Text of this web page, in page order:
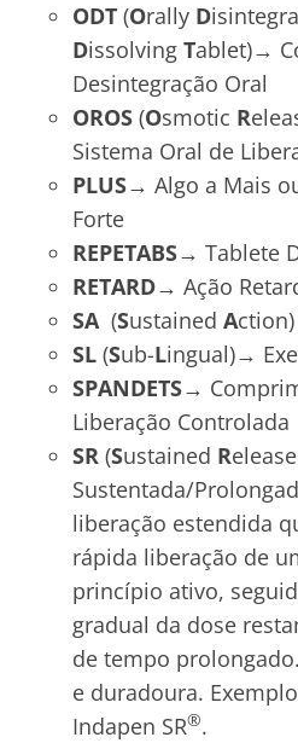
ODT (Orally D
Dissolving Tablet)→
Desintegração Oral
OROS (Osmotic R
Sistema Oral de
PLUS→ Algo a Mais
Forte
REPETABS→ Tablete
RETARD→ Ação
SA (Sustained A
SL (Sub-Lingual)→
SPANDETS→
Liberação Controlada
SR (Sustained R
Sustentada/
liberação estendida
rápida liberação de
princípio ativo,
gradual da dose
de tempo
e duradoura.
Indapen SR®.